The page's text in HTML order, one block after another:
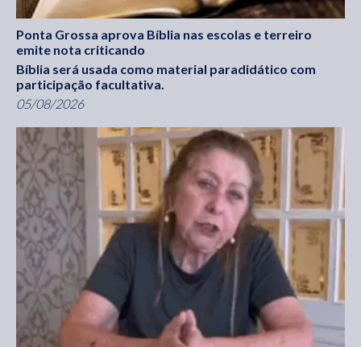
Ponta Grossa aprova Bíblia nas escolas e terreiro
emite nota criticando
Bíblia será usada como material paradidático com
participação facultativa.
05/08/2026